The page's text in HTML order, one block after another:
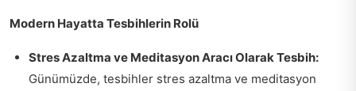
Modern Hayatta Tesbihlerin Rolü
Stres Azaltma ve Meditasyon Aracı Olarak Tesbih:
Günümüzde, tesbihler stres azaltma ve meditasyon